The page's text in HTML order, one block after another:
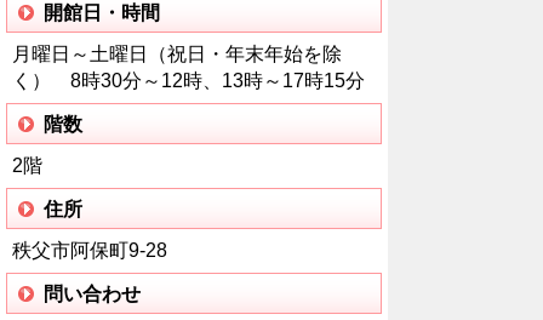
開館日・時間
月曜日～土曜日（祝日・年末年始を除
く） 8時30分～12時、13時～17時15分
階数
2階
住所
秩父市阿保町9-28
問い合わせ